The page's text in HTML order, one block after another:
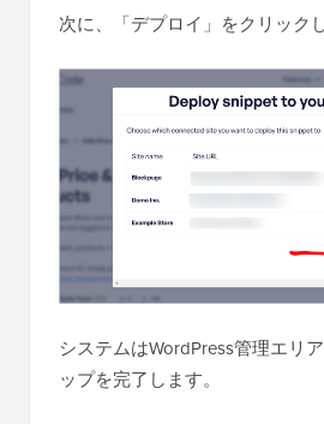
次に、「デプロイ」をクリック
システムはWordPress管理エリ
ップを完了します。